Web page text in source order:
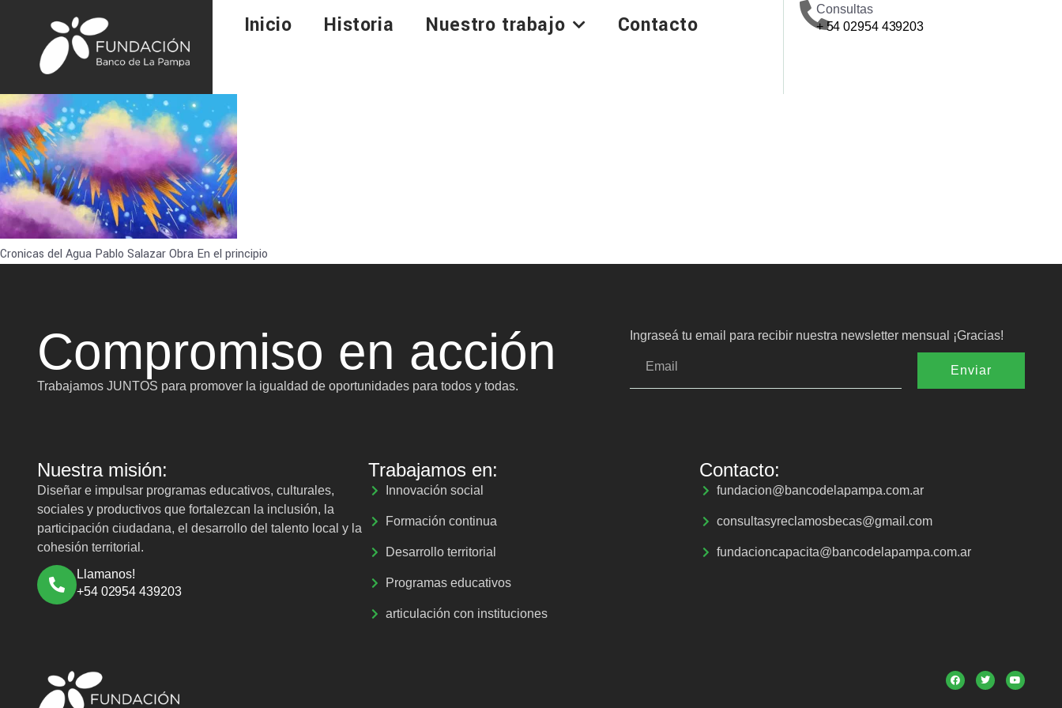
Inicio Historia Nuestro trabajo Contacto
Consultas
+ 54 02954 439203
Cronicas del Agua Pablo Salazar Obra En el principio
Compromiso en acción
Trabajamos JUNTOS para promover la igualdad de oportunidades para todos y todas.
Ingraseá tu email para recibir nuestra newsletter mensual ¡Gracias!
Enviar
Nuestra misión:
Diseñar e impulsar programas educativos, culturales,
sociales y productivos que fortalezcan la inclusión, la
participación ciudadana, el desarrollo del talento local y la
cohesión territorial.
Llamanos!
+54 02954 439203
Trabajamos en:
Innovación social
Formación continua
Desarrollo territorial
Programas educativos
articulación con instituciones
Contacto:
fundacion@bancodelapampa.com.ar
consultasyreclamosbecas@gmail.com
fundacioncapacita@bancodelapampa.com.ar